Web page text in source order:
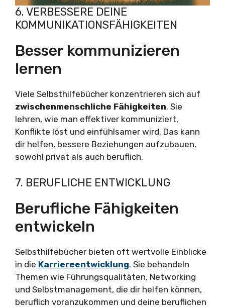
6. VERBESSERE DEINE
KOMMUNIKATIONSFÄHIGKEITEN
Besser kommunizieren
lernen
Viele Selbsthilfebücher konzentrieren sich auf
zwischenmenschliche Fähigkeiten. Sie
lehren, wie man effektiver kommuniziert,
Konflikte löst und einfühlsamer wird. Das kann
dir helfen, bessere Beziehungen aufzubauen,
sowohl privat als auch beruflich.
7. BERUFLICHE ENTWICKLUNG
Berufliche Fähigkeiten
entwickeln
Selbsthilfebücher bieten oft wertvolle Einblicke
in die Karriereentwicklung. Sie behandeln
Themen wie Führungsqualitäten, Networking
und Selbstmanagement, die dir helfen können,
beruflich voranzukommen und deine beruflichen